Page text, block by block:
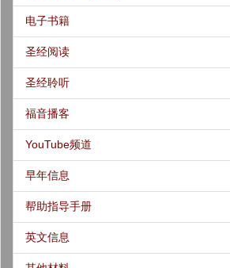
电子书籍
圣经阅读
圣经聆听
福音播客
YouTube频道
早年信息
帮助指导手册
英文信息